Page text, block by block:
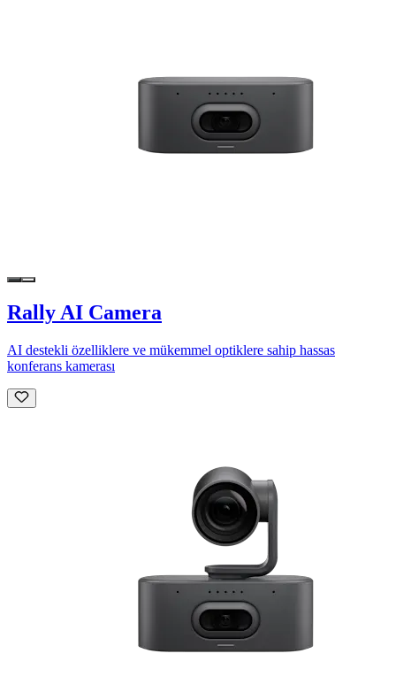
Rally AI Camera
AI destekli özelliklere ve mükemmel optiklere sahip hassas
konferans kamerası